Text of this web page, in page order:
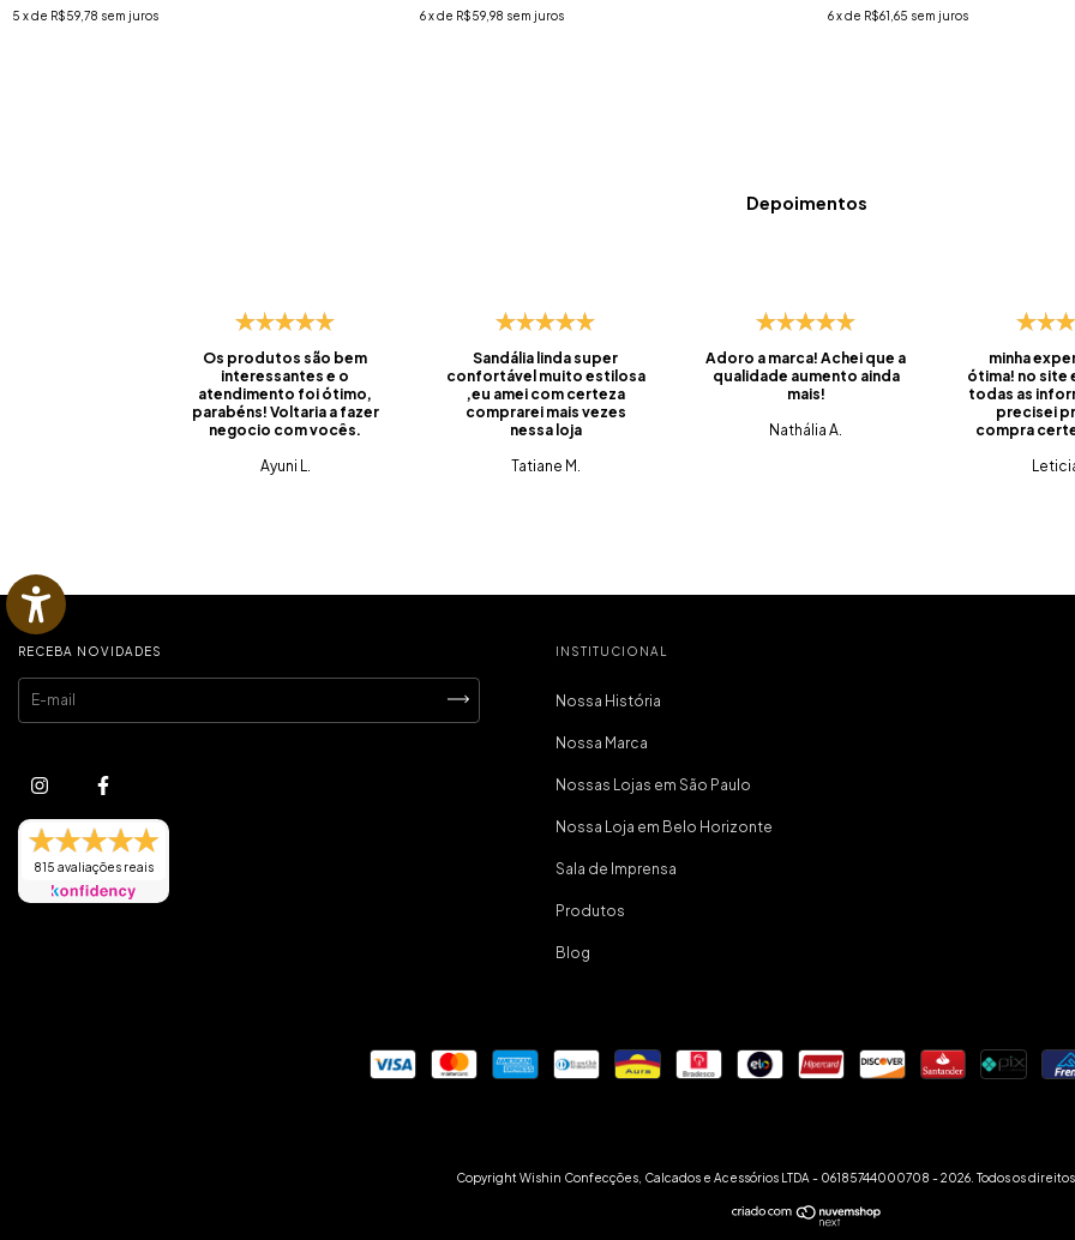
5 x de R$59,78 sem juros 6x de R$59,98 sem juros 6 x de R$61,65 sem juros
Depoimentos
Os produtos são bem
interessantes e o
atendimento foi ótimo,
parabéns! Voltaria a fazer
negocio com vocês.
Ayuni L.
Sandália linda super
confortável muito estilosa
,eu amei com certeza
comprarei mais vezes
nessa loja
Tatiane M.
Adoro a marca! Achei que a
qualidade aumento ainda
mais!
Nathália A.
minha
ótima! no site
todas as
precisei
compra
do prazo,
tudo muito
compra e
RECEBA NOVIDADES
815 avaliações reais
INSTITUCIONAL
Nossa História
Nossa Marca
Nossas Lojas em São Paulo
Nossa Loja em Belo Horizonte
Sala de Imprensa
Produtos
Blog
Copyright Wishin Confecções, Calcados e Acessórios LTDA - 06185744000708 - 2026. Todos os